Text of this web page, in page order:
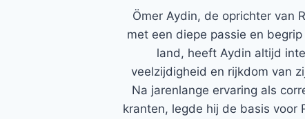
Ömer Aydin, de oprichter van
met een diepe passie en
land, heeft Aydin altijd
veelzijdigheid en rijkdom van
Na jarenlange ervaring als
kranten, legde hij de basis voor